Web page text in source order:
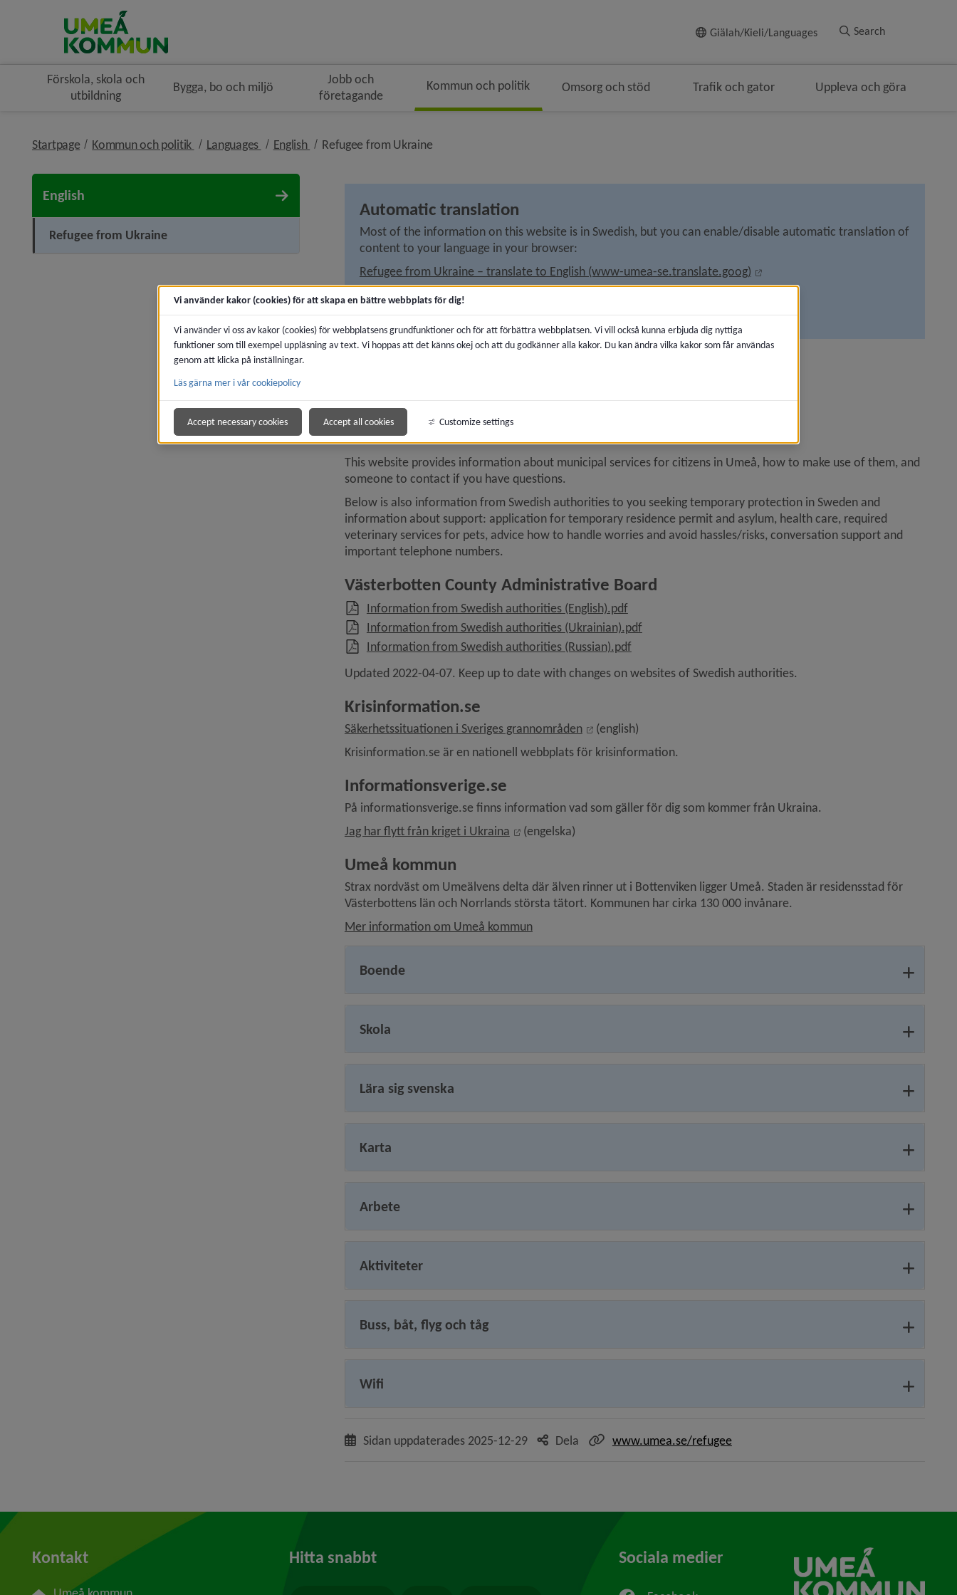
Giälah/Kieli/Languages Search
Förskola, skola och
utbildning
Bygga, bo och miljö
Jobb och
företagande
Kommun och politik Omsorg och stöd Trafik och gator Uppleva och göra
Startpage Kommun och politik nivå i brödsmulenavigeringen
Languages nivå i brödsmulenavigeringen
English nivå i brödsmulenavigeringen
Refugee from Ukrainenivå i brödsmulenavigeringen
English
Refugee from Ukraine
Automatic translation
Most of the information on this website is in Swedish, but you can enable/disable automatic translation of
content to your language in your browser:
Refugee from Ukraine – translate to English (www-umea-se.translate.goog)
External link, opens in new window.
Біженці з України – перекладати українською (www-umea-se.translate.goog)
Беженцы из Украины – перевести на русский (www-umea-se.translate.goog)
External link, opens in new
Refugee from Ukraine
Welcome to Umeå!
This website provides information about municipal services for citizens in Umeå, how to make use of them, and
someone to contact if you have questions.
Below is also information from Swedish authorities to you seeking temporary protection in Sweden and
information about support: application for temporary residence permit and asylum, health care, required
veterinary services for pets, advice how to handle worries and avoid hassles/risks, conversation support and
important telephone numbers.
Västerbotten County Administrative Board
Information from Swedish authorities (English).pdf, 1.1 MB, opens in new window.
Information from Swedish authorities (Ukrainian).pdf, 1001.3 kB, opens in new window.
Information from Swedish authorities (Russian).pdf, 1.2 MB, opens in new window.
Updated 2022-04-07. Keep up to date with changes on websites of Swedish authorities.
Krisinformation.se
Säkerhetssituationen i Sveriges grannområden External link, opens in new window.
(english)
Krisinformation.se är en nationell webbplats för krisinformation.
Informationsverige.se
På informationsverige.se finns information vad som gäller för dig som kommer från Ukraina.
Jag har flytt från kriget i Ukraina
External link, opens in new window.
(engelska)
Umeå kommun
Strax nordväst om Umeälvens delta där älven rinner ut i Bottenviken ligger Umeå. Staden är residensstad för
Västerbottens län och Norrlands största tätort. Kommunen har cirka 130 000 invånare.
Mer information om Umeå kommun
Boende
Skola
Lära sig svenska
Karta
Arbete
Aktiviteter
Buss, båt, flyg och tåg
Wifi
Sidan uppdaterades 2025-12-29 Dela www.umea.se/refugee
Kontakt Hitta snabbt Sociala medier
Vi använder kakor (cookies) för att skapa en bättre webbplats för dig!
Vi använder vi oss av kakor (cookies) för webbplatsens grundfunktioner och för att förbättra webbplatsen. Vi vill också kunna erbjuda dig nyttiga
funktioner som till exempel uppläsning av text. Vi hoppas att det känns okej och att du godkänner alla kakor. Du kan ändra vilka kakor som får användas
genom att klicka på inställningar.
Läs gärna mer i vår cookiepolicy
Accept necessary cookies Accept all cookies Customize settings